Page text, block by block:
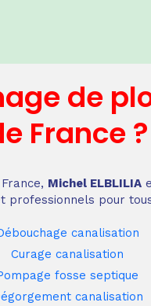
de
France?
Michel ELBLILIA
professionnels pour
canalisation
Curage canalisation
fosse septique
canalisation